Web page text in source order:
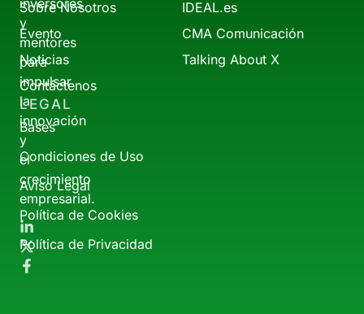
y
mentores
para
impulsar
la
innovación
y
el
crecimiento
empresarial.
Sobre Nosotros
Evento
Noticias
Contáctenos
IDEAL.es
CMA Comunicación
Talking About X
LEGAL
Bases
Condiciones de Uso
Aviso Legal
Política de Cookies
Política de Privacidad